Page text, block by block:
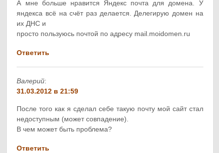
А мне больше нравится Яндекс почта для домена. У
яндекса всё на счёт раз делается. Делегирую домен на
их ДНС и
просто пользуюсь почтой по адресу mail.moidomen.ru
Ответить
Валерий:
31.03.2012 в 21:59
После того как я сделал себе такую почту мой сайт стал
недоступным (может совпадение).
В чем может быть проблема?
Ответить